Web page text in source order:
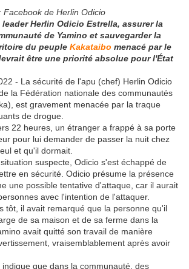
Facebook de Herlin Odicio
Herlin Odicio Estrella, assurer la
de Yamino et sauvegarder la
du peuple Kakataibo menacé par le
être une priorité absolue pour l'État
- La sécurité de l'apu (chef) Herlin Odicio
la Fédération nationale des communautés
est gravement menacée par la traque
de drogue.
22 heures, un étranger a frappé à sa porte
pour lui demander de passer la nuit chez
et qu'il dormait.
suspecte, Odicio s'est échappé de
en sécurité. Odicio présume la présence
une possible tentative d'attaque, car il aurait
avec l'intention de l'attaquer.
tôt, il avait remarqué que la personne qu'il
de sa maison et de sa ferme dans la
avait quitté son travail de manière
vraisemblablement après avoir
que dans la communauté, des